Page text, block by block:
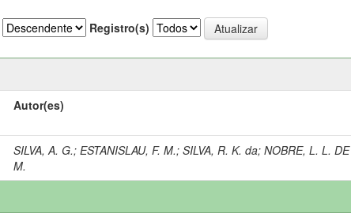
Registro(s)
Autor(es)
SILVA, A. G.;ESTANISLAU, F. M.;SILVA, R. K. da;NOBRE, L. L. DE
M.